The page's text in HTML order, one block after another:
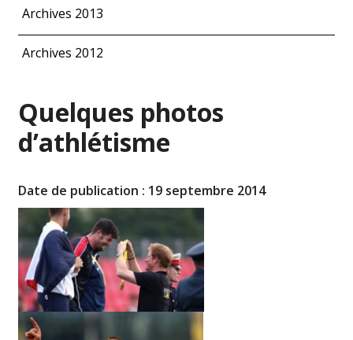
Archives 2013
Archives 2012
Quelques photos
d’athlétisme
Date de publication : 19 septembre 2014